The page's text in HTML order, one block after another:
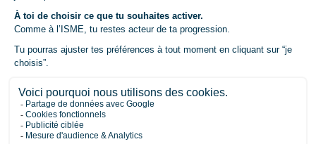
Formation*
Sélectionne une formation
Un mot à ajouter sur ton projet ou ta
recherche ?